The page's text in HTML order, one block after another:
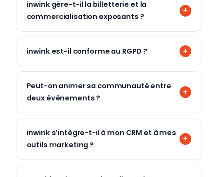
inwink gère-t-il la billetterie et la
commercialisation exposants ?
inwink est-il conforme au RGPD ?
Peut-on animer sa communauté entre
deux événements ?
inwink s’intègre-t-il à mon CRM et à mes
outils marketing ?